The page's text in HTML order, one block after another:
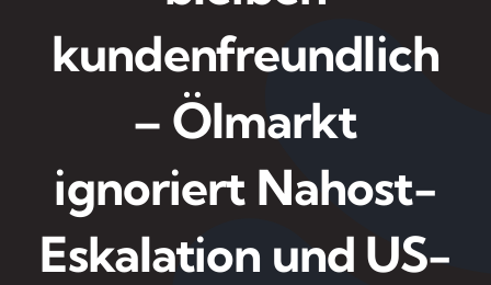
kundenfreundlich
– Ölmarkt
ignoriert Nahost-
Eskalation und US-